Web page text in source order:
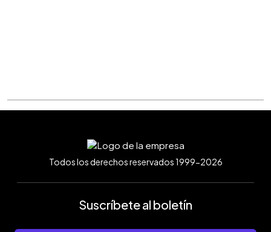
Todos los derechos reservados 1999-2026
Suscríbete al boletín